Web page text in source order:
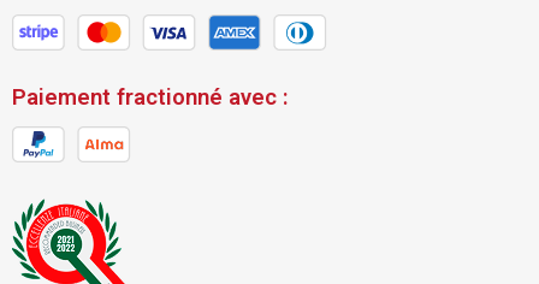
Paiement fractionné avec :